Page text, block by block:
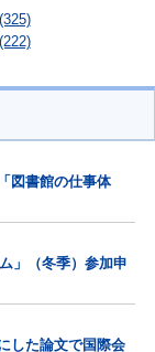
図書館の仕事体
」（冬季）参加申
した論文で国際会